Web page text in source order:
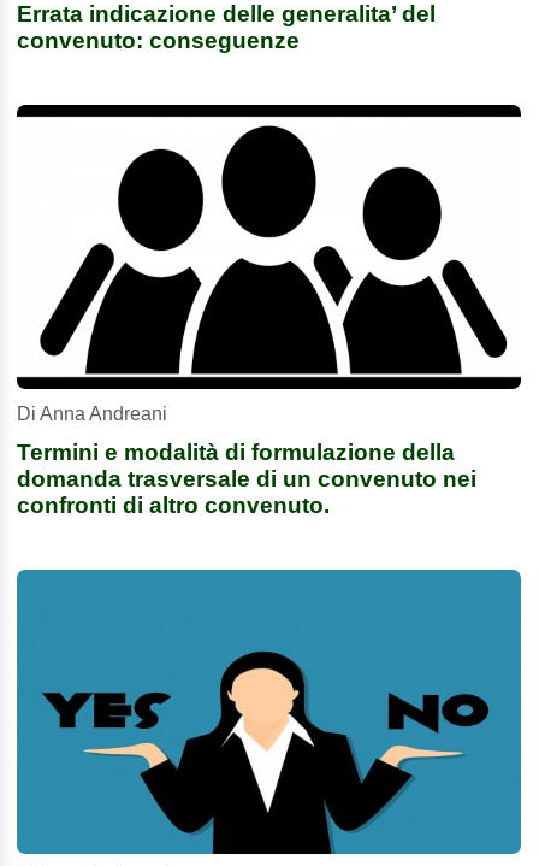
Errata indicazione delle generalita’ del
convenuto: conseguenze
Di Anna Andreani
Termini e modalità di formulazione della
domanda trasversale di un convenuto nei
confronti di altro convenuto.